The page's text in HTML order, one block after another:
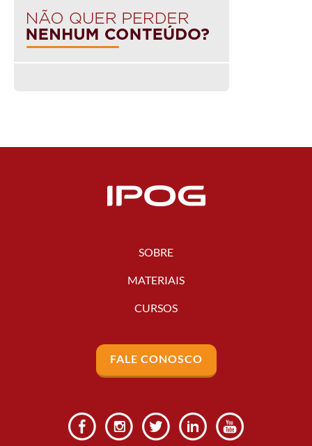
SOBRE
MATERIAIS
CURSOS
FALE CONOSCO